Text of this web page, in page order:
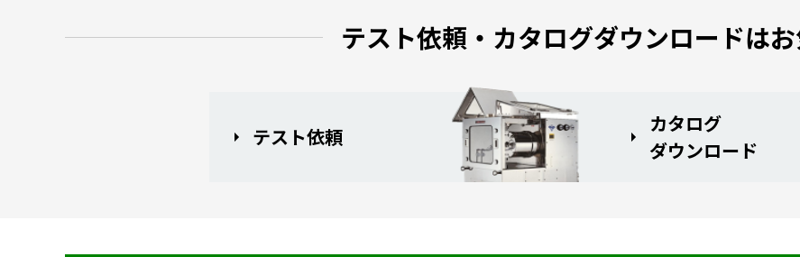
テスト依頼・カタログダウンロードは
テスト依頼
カタログ
ダウンロード